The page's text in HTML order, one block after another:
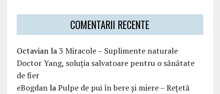
COMENTARII RECENTE
Octavianla3 Miracole – Suplimente naturale
Doctor Yang, soluția salvatoare pentru o sănătate
de fier
eBogdanlaPulpe de pui în bere și miere – Rețetă